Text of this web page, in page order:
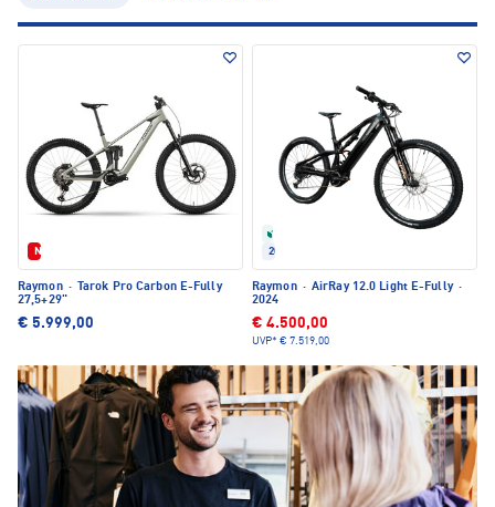
Neu
Raymon ·
Tarok Pro Carbon E-Fully
27,5+29"
€ 5.999,00
2024
Raymon · AirRay 12.0 Light E-Fully ·
2024
€ 4.500,00
UVP* € 7.519,00